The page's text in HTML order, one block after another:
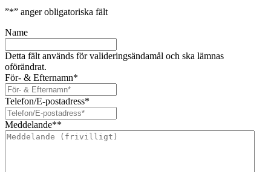
”*” anger obligatoriska fält
Name
Detta fält används för valideringsändamål och ska lämnas
oförändrat.
För- & Efternamn*
Telefon/E-postadress*
Meddelande**